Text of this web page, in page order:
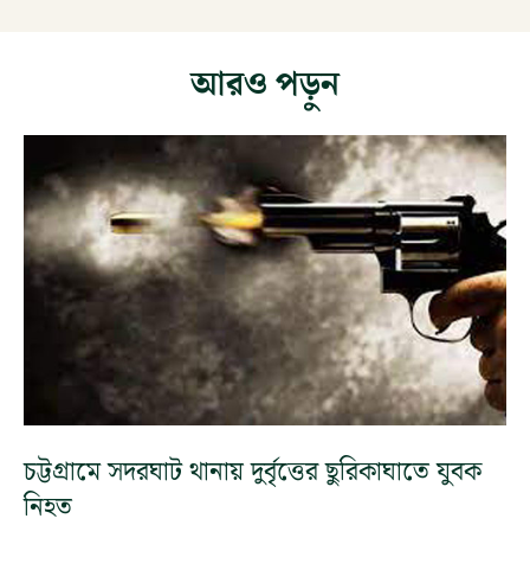
আরও পড়ুন
চট্টগ্রামে সদরঘাট থানায় দুর্বৃত্তের ছুরিকাঘাতে যুবক
নিহত